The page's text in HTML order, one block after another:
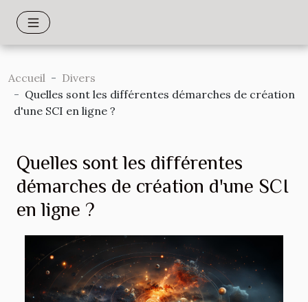
Accueil
Divers
Quelles sont les différentes démarches de création
d'une SCI en ligne ?
Quelles sont les différentes
démarches de création d'une SCI
en ligne ?